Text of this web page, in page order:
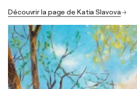
Découvrir la page de Katia Slavova